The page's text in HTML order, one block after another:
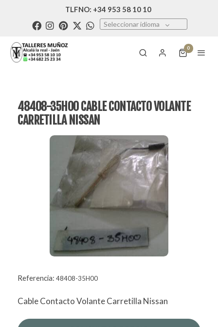
TLFNO: +34 953 58 10 10
Seleccionar idioma
0
48408-35H00 CABLE CONTACTO VOLANTE
CARRETILLA NISSAN
Referencia: 48408-35H00
Cable Contacto Volante Carretilla Nissan